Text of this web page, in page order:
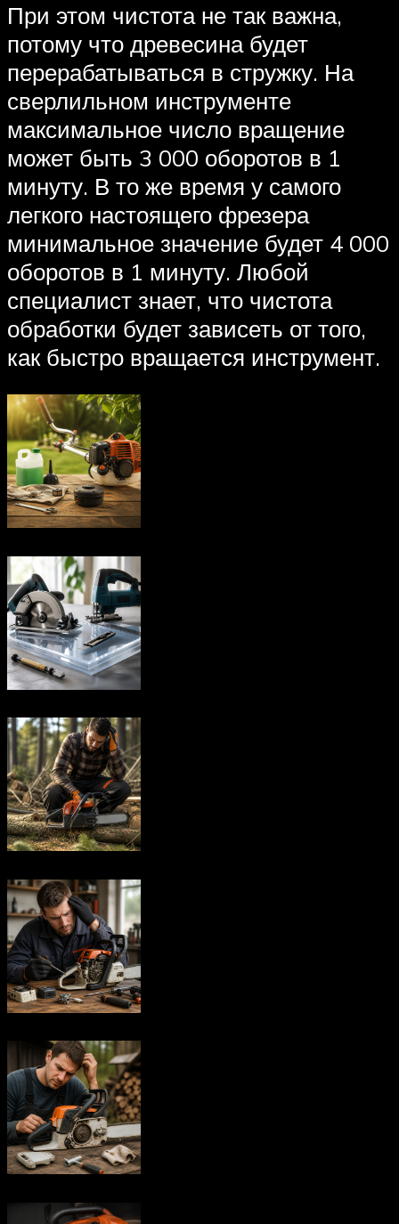
При этом чистота не так важна,
потому что древесина будет
перерабатываться в стружку. На
сверлильном инструменте
максимальное число вращение
может быть 3 000 оборотов в 1
минуту. В то же время у самого
легкого настоящего фрезера
минимальное значение будет 4 000
оборотов в 1 минуту. Любой
специалист знает, что чистота
обработки будет зависеть от того,
как быстро вращается инструмент.